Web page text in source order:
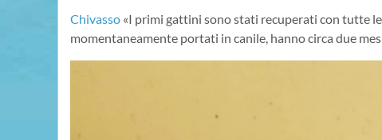
Chivasso «I primi gattini sono stati recuperati con tutte
momentaneamente portati in canile, hanno circa due